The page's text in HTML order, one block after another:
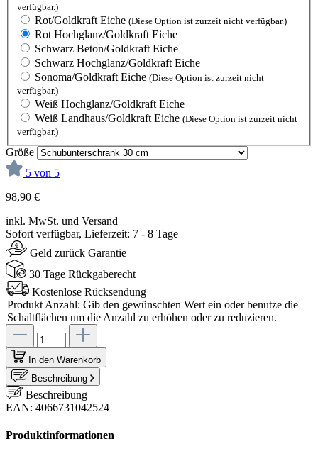
verfügbar.)
Rot/Goldkraft Eiche (Diese Option ist zurzeit nicht verfügbar.)
Rot Hochglanz/Goldkraft Eiche
Schwarz Beton/Goldkraft Eiche
Schwarz Hochglanz/Goldkraft Eiche
Sonoma/Goldkraft Eiche (Diese Option ist zurzeit nicht
verfügbar.)
Weiß Hochglanz/Goldkraft Eiche
Weiß Landhaus/Goldkraft Eiche (Diese Option ist zurzeit nicht
verfügbar.)
Größe
5 von 5
98,90 €
inkl. MwSt. und Versand
Sofort verfügbar, Lieferzeit: 7 - 8 Tage
Geld zurück Garantie
30 Tage Rückgaberecht
Kostenlose Rücksendung
Produkt Anzahl: Gib den gewünschten Wert ein oder benutze die
Schaltflächen um die Anzahl zu erhöhen oder zu reduzieren.
In den Warenkorb
Beschreibung
Beschreibung
EAN: 4066731042524
Produktinformationen